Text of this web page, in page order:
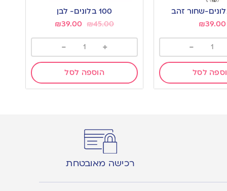
₪39.00
-
לסל
100 בלונים- לבן
₪45.00
₪39.00
+
-
הוספה לסל
רכישה מאובטחת